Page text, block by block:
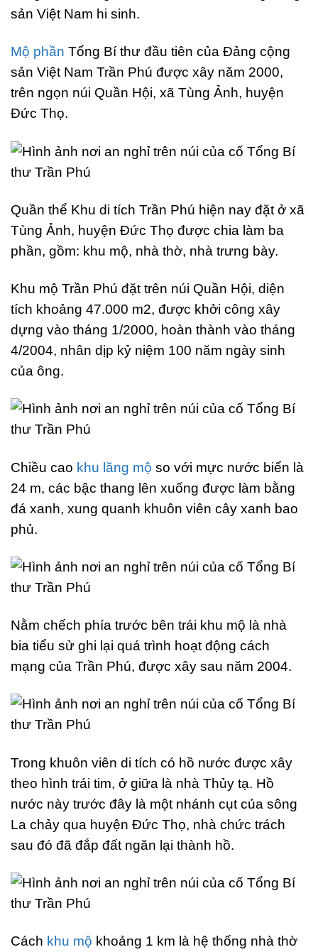
sản Việt Nam hi sinh.
Mộ phần Tổng Bí thư đầu tiên của Đảng cộng
sản Việt Nam Trần Phú được xây năm 2000,
trên ngọn núi Quần Hội, xã Tùng Ảnh, huyện
Đức Thọ.
Quần thể Khu di tích Trần Phú hiện nay đặt ở xã
Tùng Ảnh, huyện Đức Thọ được chia làm ba
phần, gồm: khu mộ, nhà thờ, nhà trưng bày.
Khu mộ Trần Phú đặt trên núi Quần Hội, diện
tích khoảng 47.000 m2, được khởi công xây
dựng vào tháng 1/2000, hoàn thành vào tháng
4/2004, nhân dịp kỷ niệm 100 năm ngày sinh
của ông.
Chiều cao khu lăng mộ so với mực nước biển là
24 m, các bậc thang lên xuống được làm bằng
đá xanh, xung quanh khuôn viên cây xanh bao
phủ.
Nằm chếch phía trước bên trái khu mộ là nhà
bia tiểu sử ghi lại quá trình hoạt động cách
mạng của Trần Phú, được xây sau năm 2004.
Trong khuôn viên di tích có hồ nước được xây
theo hình trái tim, ở giữa là nhà Thủy tạ. Hồ
nước này trước đây là một nhánh cụt của sông
La chảy qua huyện Đức Thọ, nhà chức trách
sau đó đã đắp đất ngăn lại thành hồ.
Cách khu mộ khoảng 1 km là hệ thống nhà thờ